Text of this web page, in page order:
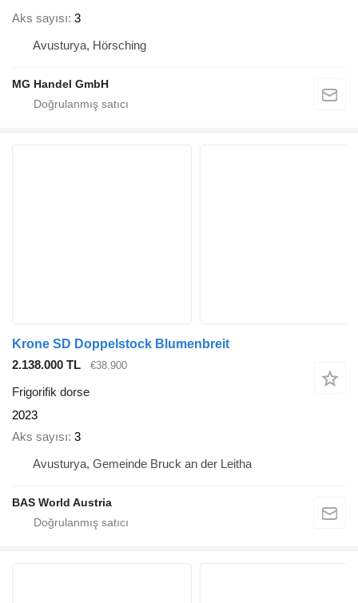
Aks sayısı 3
Avusturya, Hörsching
MG Handel GmbH
Krone SD Doppelstock Blumenbreit
2.138.000 TL
€38.900
Frigorifik dorse
2023
Aks sayısı 3
Avusturya, Gemeinde Bruck an der Leitha
BAS World Austria